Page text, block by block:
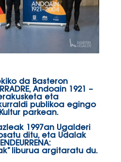
da Basteron
Andoain 1921 –
eta
publikoa egingo
parkean.
1997an Ugalderi
ditu, eta Udalak
liburua argitaratu du.